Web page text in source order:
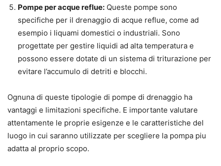
Pompe per acque reflue: Queste pompe sono
specifiche per il drenaggio di acque reflue, come ad
esempio i liquami domestici o industriali. Sono
progettate per gestire liquidi ad alta temperatura e
possono essere dotate di un sistema di triturazione per
evitare l’accumulo di detriti e blocchi.
Ognuna di queste tipologie di pompe di drenaggio ha
vantaggi e limitazioni specifiche. E importante valutare
attentamente le proprie esigenze e le caratteristiche del
luogo in cui saranno utilizzate per scegliere la pompa piu
adatta al proprio scopo.